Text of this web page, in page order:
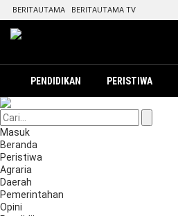
BERITAUTAMA BERITAUTAMA TV
PENDIDIKAN PERISTIWA
Masuk
Beranda
Peristiwa
Agraria
Daerah
Pemerintahan
Opini